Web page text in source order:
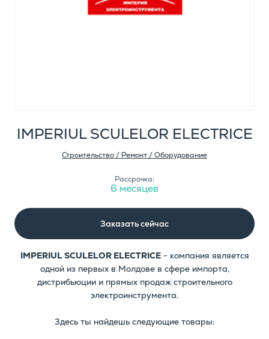
IMPERIUL SCULELOR ELECTRICE
Строительство / Ремонт / Оборудование
Рассрочка:
6 месяцев
Заказать сейчас
IMPERIUL SCULELOR ELECTRICE- компания является
одной из первых в Молдове в сфере импорта,
дистрибьюции и прямых продаж строительного
электроинструмента.
Здесь ты найдешь следующие товары: